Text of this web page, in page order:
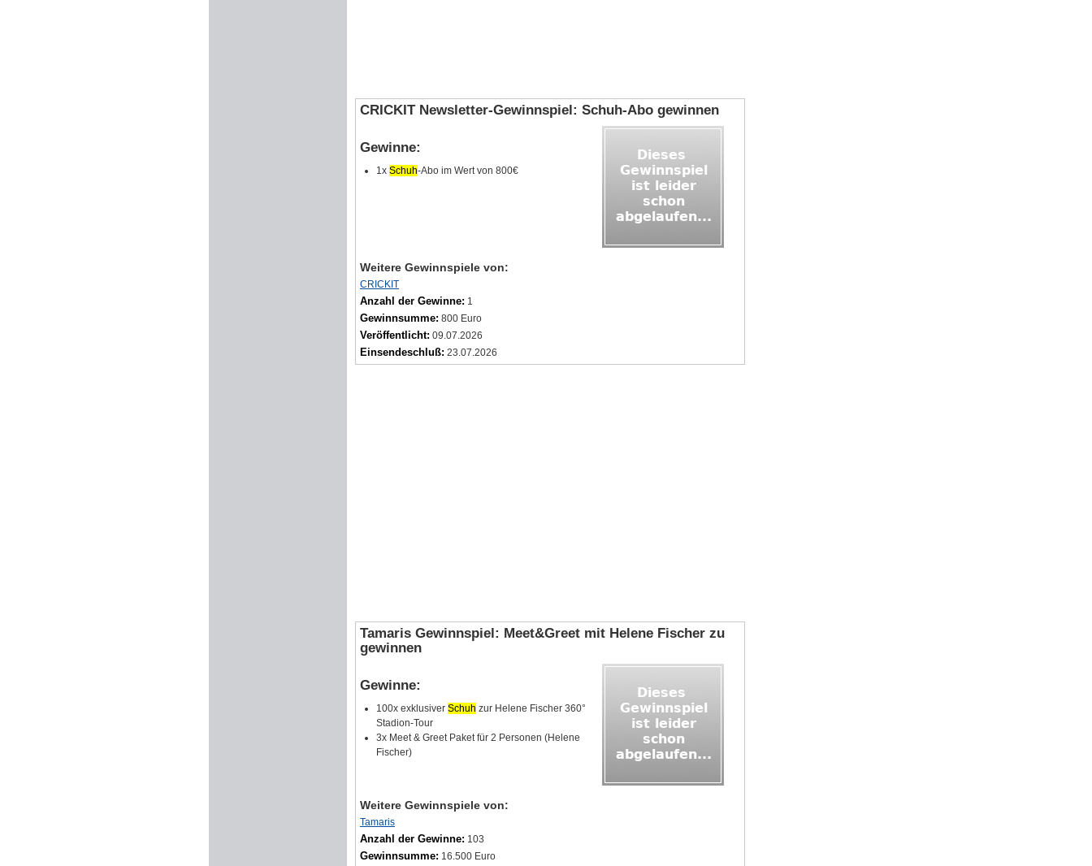
CRICKIT Newsletter‑Gewinnspiel: Schuh‑Abo gewinnen
Gewinne:
1x Schuh‑Abo im Wert von 800€
Weitere Gewinnspiele von:
CRICKIT
Anzahl der Gewinne: 1
Gewinnsumme: 800 Euro
Veröffentlicht: 09.07.2026
Einsendeschluß: 23.07.2026
Tamaris Gewinnspiel: Meet&Greet mit Helene Fischer zu
gewinnen
Gewinne:
100x exklusiver Schuh zur Helene Fischer 360°
Stadion-Tour
3x Meet & Greet Paket für 2 Personen (Helene
Fischer)
Weitere Gewinnspiele von:
Tamaris
Anzahl der Gewinne: 103
Gewinnsumme: 16.500 Euro